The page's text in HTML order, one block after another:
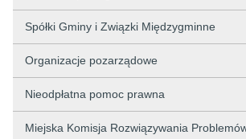
Spółki Gminy i Związki Międzygminne
Organizacje pozarządowe
Nieodpłatna pomoc prawna
Miejska Komisja Rozwiązywania